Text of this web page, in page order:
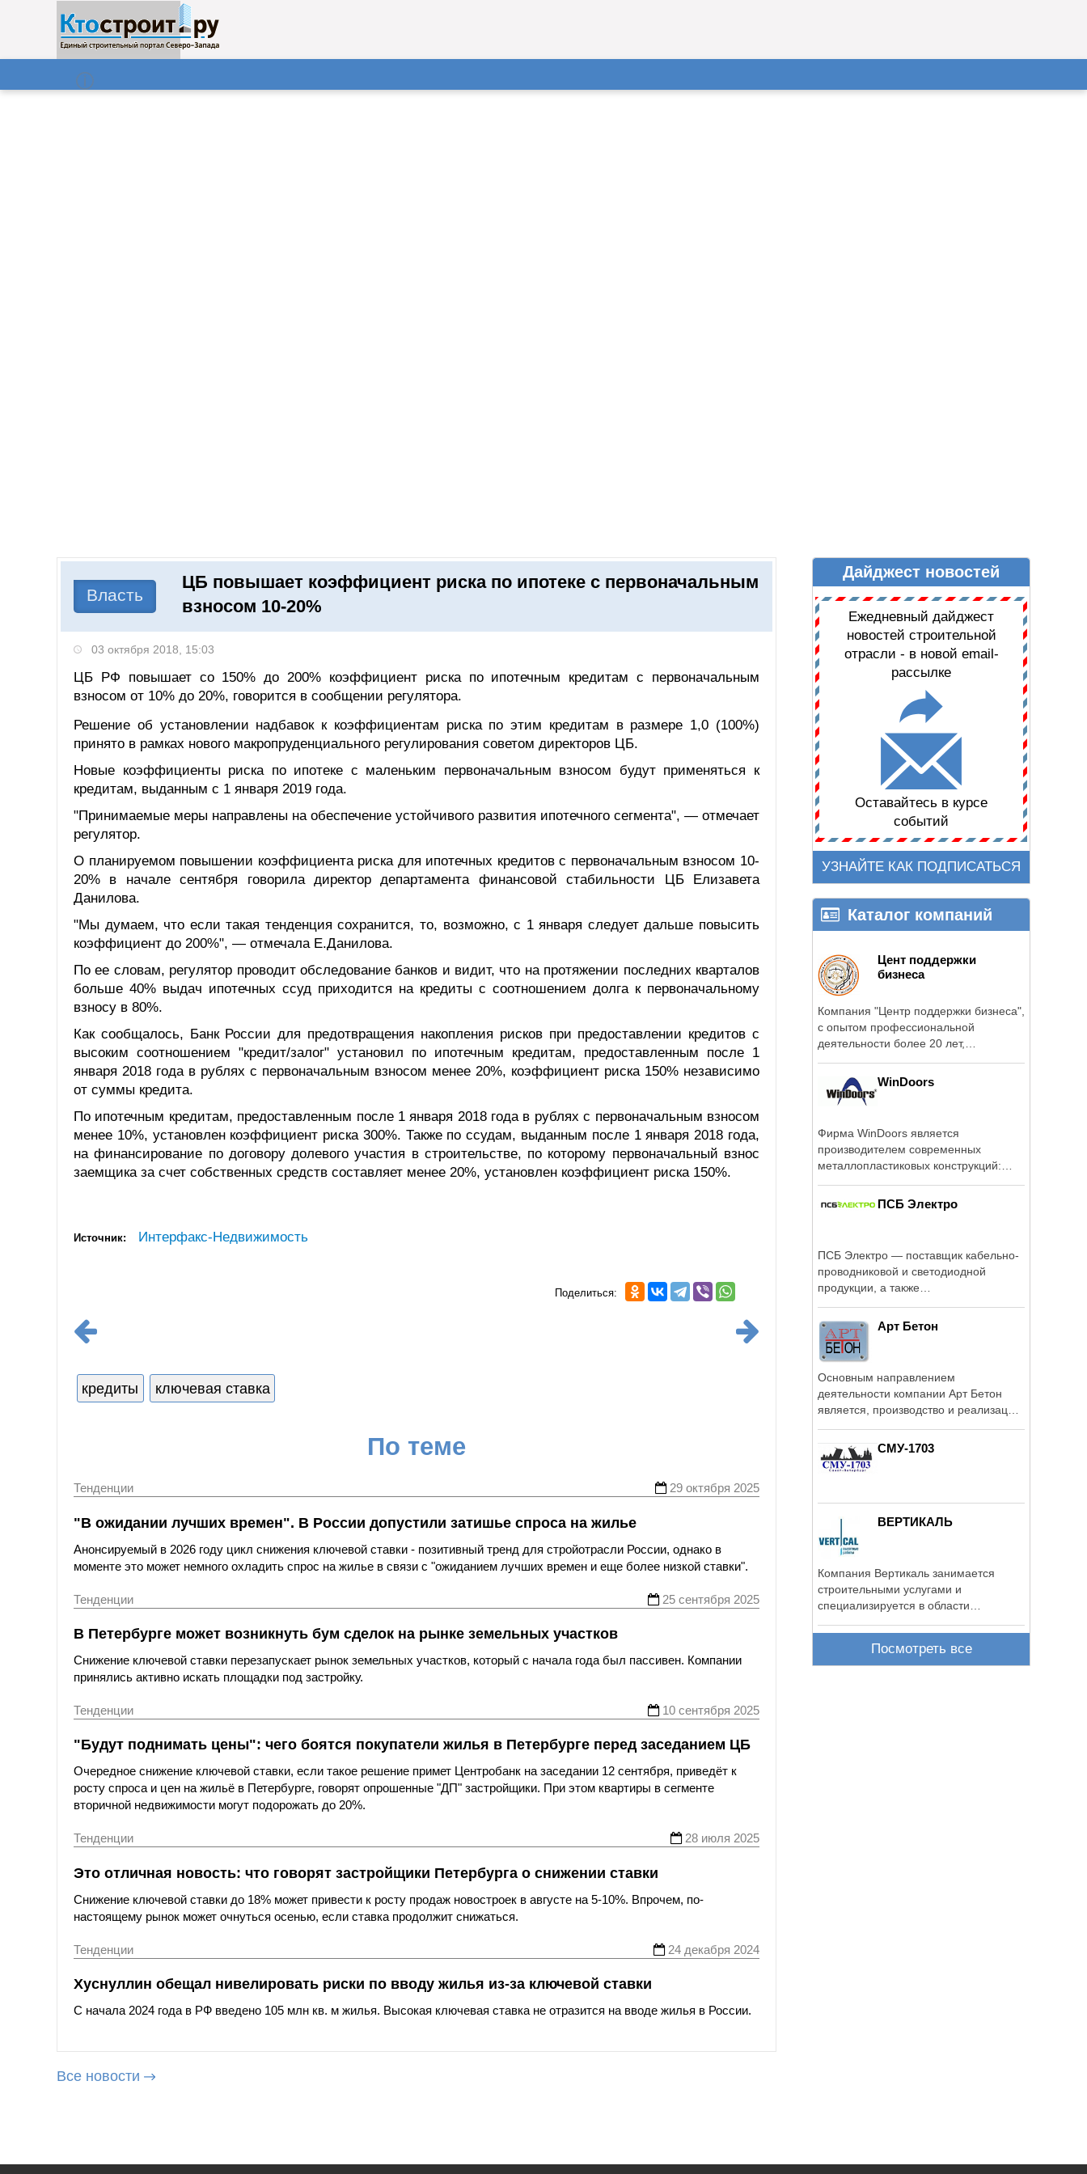
ДАЙДЖЕСТ НОВОСТЕЙ
Власть
ЦБ повышает коэффициент риска по ипотеке с первоначальным
взносом 10-20%
03 октября 2018, 15:03
ЦБ РФ повышает со 150% до 200% коэффициент риска по ипотечным кредитам с первоначальным
взносом от 10% до 20%, говорится в сообщении регулятора.
Решение об установлении надбавок к коэффициентам риска по этим кредитам в размере 1,0 (100%)
принято в рамках нового макропруденциального регулирования советом директоров ЦБ.
Новые коэффициенты риска по ипотеке с маленьким первоначальным взносом будут применяться к
кредитам, выданным с 1 января 2019 года.
"Принимаемые меры направлены на обеспечение устойчивого развития ипотечного сегмента", — отмечает
регулятор.
О планируемом повышении коэффициента риска для ипотечных кредитов с первоначальным взносом 10-
20% в начале сентября говорила директор департамента финансовой стабильности ЦБ Елизавета
Данилова.
"Мы думаем, что если такая тенденция сохранится, то, возможно, с 1 января следует дальше повысить
коэффициент до 200%", — отмечала Е.Данилова.
По ее словам, регулятор проводит обследование банков и видит, что на протяжении последних кварталов
больше 40% выдач ипотечных ссуд приходится на кредиты с соотношением долга к первоначальному
взносу в 80%.
Как сообщалось, Банк России для предотвращения накопления рисков при предоставлении кредитов с
высоким соотношением "кредит/залог" установил по ипотечным кредитам, предоставленным после 1
января 2018 года в рублях с первоначальным взносом менее 20%, коэффициент риска 150% независимо
от суммы кредита.
По ипотечным кредитам, предоставленным после 1 января 2018 года в рублях с первоначальным взносом
менее 10%, установлен коэффициент риска 300%. Также по ссудам, выданным после 1 января 2018 года,
на финансирование по договору долевого участия в строительстве, по которому первоначальный взнос
заемщика за счет собственных средств составляет менее 20%, установлен коэффициент риска 150%.
Источник: Интерфакс-Недвижимость
Поделиться:
кредиты ключевая ставка
По теме
Тенденции 29 октября 2025
"В ожидании лучших времен". В России допустили затишье спроса на жилье
Анонсируемый в 2026 году цикл снижения ключевой ставки - позитивный тренд для стройотрасли России, однако в
моменте это может немного охладить спрос на жилье в связи с "ожиданием лучших времен и еще более низкой ставки".
Тенденции 25 сентября 2025
В Петербурге может возникнуть бум сделок на рынке земельных участков
Снижение ключевой ставки перезапускает рынок земельных участков, который с начала года был пассивен. Компании
принялись активно искать площадки под застройку.
Тенденции 10 сентября 2025
"Будут поднимать цены": чего боятся покупатели жилья в Петербурге перед заседанием ЦБ
Очередное снижение ключевой ставки, если такое решение примет Центробанк на заседании 12 сентября, приведёт к
росту спроса и цен на жильё в Петербурге, говорят опрошенные "ДП" застройщики. При этом квартиры в сегменте
вторичной недвижимости могут подорожать до 20%.
Тенденции 28 июля 2025
Это отличная новость: что говорят застройщики Петербурга о снижении ставки
Снижение ключевой ставки до 18% может привести к росту продаж новостроек в августе на 5-10%. Впрочем, по-
настоящему рынок может очнуться осенью, если ставка продолжит снижаться.
Тенденции 24 декабря 2024
Хуснуллин обещал нивелировать риски по вводу жилья из-за ключевой ставки
С начала 2024 года в РФ введено 105 млн кв. м жилья. Высокая ключевая ставка не отразится на вводе жилья в России.
Все новости
Дайджест новостей
Ежедневный дайджест
новостей строительной
отрасли - в новой email-
рассылке
Оставайтесь в курсе
событий
УЗНАЙТЕ КАК ПОДПИСАТЬСЯ
Каталог компаний
Цент поддержки
бизнеса
Компания "Центр поддержки бизнеса",
с опытом профессиональной
деятельности более 20 лет,
WinDoors
Фирма WinDoors является
производителем современных
металлопластиковых конструкций:
ПСБ Электро
ПСБ Электро — поставщик кабельно-
проводниковой и светодиодной
продукции, а также
Арт Бетон
Основным направлением
деятельности компании Арт Бетон
является, производство и реализация
СМУ-1703
ВЕРТИКАЛЬ
Компания Вертикаль занимается
строительными услугами и
специализируется в области
Посмотреть все